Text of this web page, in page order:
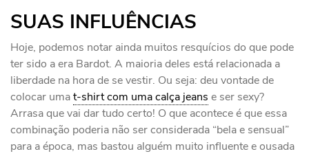
SUAS INFLUÊNCIAS
Hoje, podemos notar ainda muitos resquícios do que pode
ter sido a era Bardot. A maioria deles está relacionada a
liberdade na hora de se vestir. Ou seja: deu vontade de
colocar umat-shirt com uma calça jeans e ser sexy?
Arrasa que vai dar tudo certo! O que acontece é que essa
combinação poderia não ser considerada “bela e sensual”
para a época, mas bastou alguém muito influente e ousada